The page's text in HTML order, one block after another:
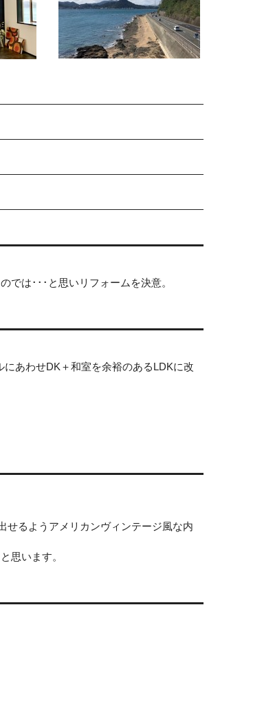
では･･･と思いリフォームを決意。
あわせDK＋和室を余裕のあるLDKに改
せるようアメリカンヴィンテージ風な内
思います。